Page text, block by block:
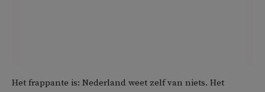
Het frappante is: Nederland weet zelf van niets. Het